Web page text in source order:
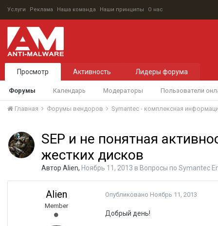
Услуги Реклама Наша команда Наши принципы О нас
Просмотр
Форумы Календарь Модераторы Пользователи
Активность Лидеры форума
Главная Форумы вендоров Symantec - комплексная
SEP и не понятная
жестких дисков
Автор Alien, Ноябрь 11, 2013 в Вопросы по Symantec
Alien
Member
Опубликовано Ноябрь 11, 2013
Добрый день!